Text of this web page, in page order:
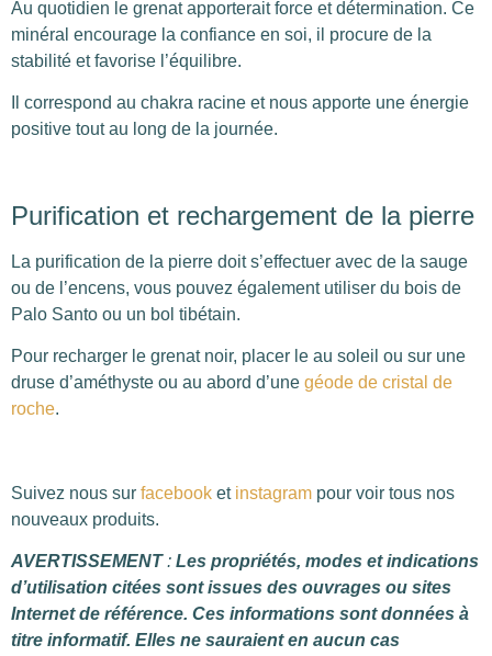
Au quotidien le grenat apporterait force et détermination. Ce
minéral encourage la confiance en soi, il procure de la
stabilité et favorise l’équilibre.
Il correspond au chakra racine et nous apporte une énergie
positive tout au long de la journée.
Purification et rechargement de la pierre
La purification de la pierre doit s’effectuer avec de la sauge
ou de l’encens, vous pouvez également utiliser du bois de
Palo Santo ou un bol tibétain.
Pour recharger le grenat noir, placer le au soleil ou sur une
druse d’améthyste ou au abord d’une géode de cristal de
roche.
Suivez nous sur facebook et instagram pour voir tous nos
nouveaux produits.
AVERTISSEMENT: Les propriétés, modes et indications
d’utilisation citées sont issues des ouvrages ou sites
Internet de référence. Ces informations sont données à
titre informatif. Elles ne sauraient en aucun cas